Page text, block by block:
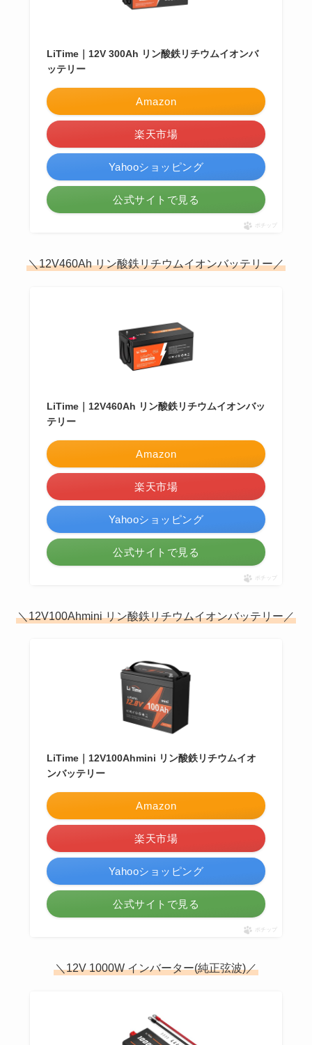
LiTime｜12V 300Ah リン酸鉄リチウムイオンバ
ッテリー
Amazon
楽天市場
Yahooショッピング
公式サイトで見る
ポチップ
＼12V460Ah リン酸鉄リチウムイオンバッテリー／
LiTime｜12V460Ah リン酸鉄リチウムイオンバッ
テリー
Amazon
楽天市場
Yahooショッピング
公式サイトで見る
ポチップ
＼12V100Ahmini リン酸鉄リチウムイオンバッテリー／
LiTime｜12V100Ahmini リン酸鉄リチウムイオ
ンバッテリー
Amazon
楽天市場
Yahooショッピング
公式サイトで見る
ポチップ
＼12V 1000W インバーター(純正弦波)／